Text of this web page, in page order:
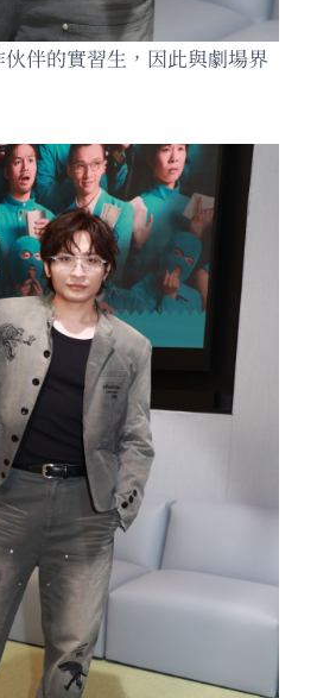
伴的實習生，因此與劇場界